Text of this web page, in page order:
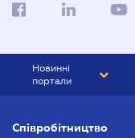
Новинні
портали
БІЗНЕС
Співробітництво